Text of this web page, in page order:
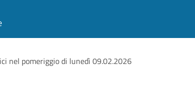
nel pomeriggio di lunedì 09.02.2026